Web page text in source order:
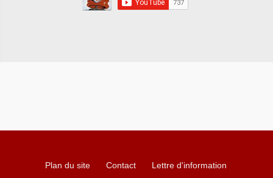
Plan du site Contact Lettre d'information